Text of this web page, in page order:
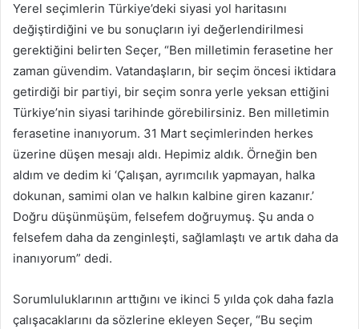
Yerel seçimlerin Türkiye’deki siyasi yol haritasını
değiştirdiğini ve bu sonuçların iyi değerlendirilmesi
gerektiğini belirten Seçer, “Ben milletimin ferasetine her
zaman güvendim. Vatandaşların, bir seçim öncesi iktidara
getirdiği bir partiyi, bir seçim sonra yerle yeksan ettiğini
Türkiye’nin siyasi tarihinde görebilirsiniz. Ben milletimin
ferasetine inanıyorum. 31 Mart seçimlerinden herkes
üzerine düşen mesajı aldı. Hepimiz aldık. Örneğin ben
aldım ve dedim ki ‘Çalışan, ayrımcılık yapmayan, halka
dokunan, samimi olan ve halkın kalbine giren kazanır.’
Doğru düşünmüşüm, felsefem doğruymuş. Şu anda o
felsefem daha da zenginleşti, sağlamlaştı ve artık daha da
inanıyorum” dedi.
Sorumluluklarının arttığını ve ikinci 5 yılda çok daha fazla
çalışacaklarını da sözlerine ekleyen Seçer, “Bu seçim